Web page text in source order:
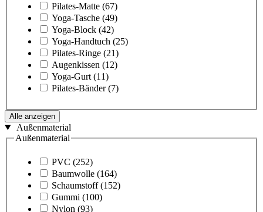
Pilates-Matte (67)
Yoga-Tasche (49)
Yoga-Block (42)
Yoga-Handtuch (25)
Pilates-Ringe (21)
Augenkissen (12)
Yoga-Gurt (11)
Pilates-Bänder (7)
Alle anzeigen
Außenmaterial
Außenmaterial
PVC (252)
Baumwolle (164)
Schaumstoff (152)
Gummi (100)
Nylon (93)